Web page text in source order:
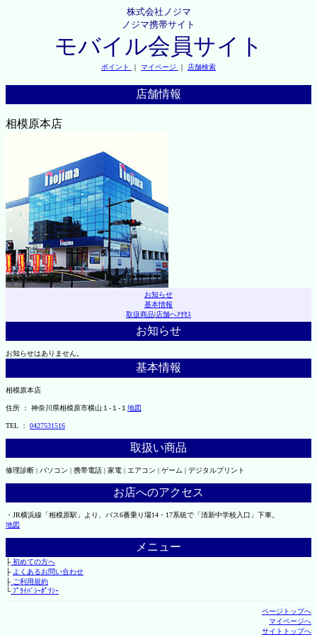
株式会社ノジマ
ノジマ携帯サイト
モバイル会員サイト
ポイント ｜ マイページ ｜ 店舗検索
店舗情報
相模原本店
お知らせ
基本情報
取扱商品|店舗へｱｸｾｽ
お知らせ
お知らせはありません。
基本情報
相模原本店
住所 ： 神奈川県相模原市横山１-１-１ 地図
TEL ： 0427531516
取扱い商品
修理診断 | パソコン | 携帯電話 | 家電 | エアコン | ゲーム | デジタルプリント
お店へのアクセス
・JR横浜線「相模原駅」より、バス6番乗り場14・17系統で「清新中学校入口」下車。
地図
メニュー
├初めての方へ
├ よくあるお問い合わせ
├ご利用規約
└ﾌﾟﾗｲﾊﾞｼｰﾎﾟﾘｼｰ
ページトップへ
マイページへ
サイトトップへ